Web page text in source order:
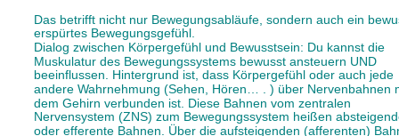
Das betrifft nicht nur Bewegungsabläufe, sondern auch ein
erspürtes Bewegungsgefühl.
Dialog zwischen Körpergefühl und Bewusstsein: Du kannst die
Muskulatur des Bewegungssystems bewusst ansteuern UND
beeinflussen. Hintergrund ist, dass Körpergefühl oder auch jede
andere Wahrnehmung (Sehen, Hören… . ) über Nervenbahnen
dem Gehirn verbunden ist. Diese Bahnen vom zentralen
Nervensystem (ZNS) zum Bewegungssystem heißen
oder efferente Bahnen. Über die aufsteigenden (afferenten)